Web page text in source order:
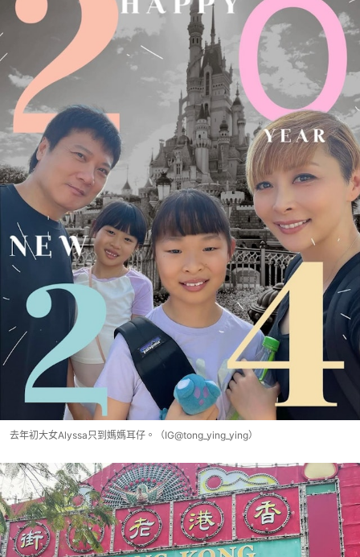
去年初大女Alyssa只到媽媽耳仔。（IG@tong_ying_ying）